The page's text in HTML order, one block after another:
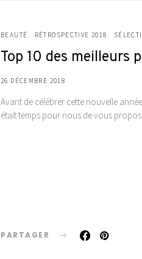
BEAUTÉ RÉTROSPECTIVE 2018
Top 10 des meilleurs
26 DÉCEMBRE 2018
Avant de célébrer cette nouvelle
était temps pour nous de vous
PARTAGER